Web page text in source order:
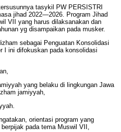
tasykil PW PERSISTRI
jihad 2022—2026. Program Jihad
VII yang harus dilaksanakan dan
yg disampaikan pada musker.
sebagai Penguatan Konsolidasi
I ini difokuskan pada konsolidasi
yang belaku di lingkungan Jawa
jamiyyah,
orientasi program yang
pada tema Muswil VII,